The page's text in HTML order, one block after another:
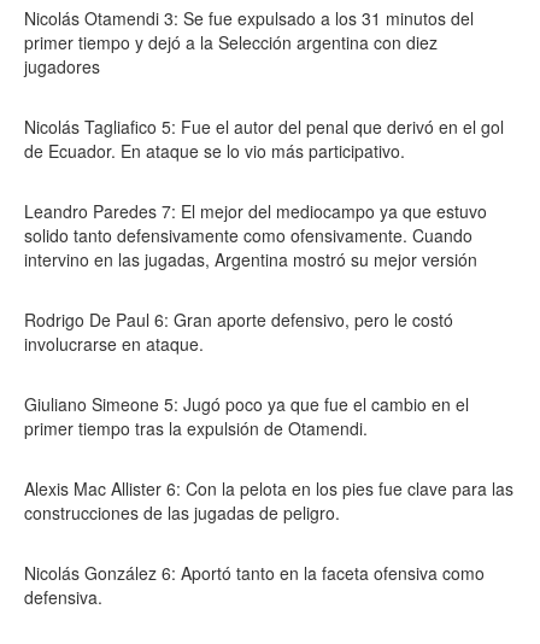
Nicolás Otamendi 3: Se fue expulsado a los 31 minutos del
primer tiempo y dejó a la Selección argentina con diez
jugadores
Nicolás Tagliafico 5: Fue el autor del penal que derivó en el gol
de Ecuador. En ataque se lo vio más participativo.
Leandro Paredes 7: El mejor del mediocampo ya que estuvo
solido tanto defensivamente como ofensivamente. Cuando
intervino en las jugadas, Argentina mostró su mejor versión
Rodrigo De Paul 6: Gran aporte defensivo, pero le costó
involucrarse en ataque.
Giuliano Simeone 5: Jugó poco ya que fue el cambio en el
primer tiempo tras la expulsión de Otamendi.
Alexis Mac Allister 6: Con la pelota en los pies fue clave para las
construcciones de las jugadas de peligro.
Nicolás González 6: Aportó tanto en la faceta ofensiva como
defensiva.